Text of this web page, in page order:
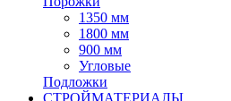
1350 мм
1800 мм
900 мм
Угловые
Подложки
СТРОЙМАТЕРИАЛЫ